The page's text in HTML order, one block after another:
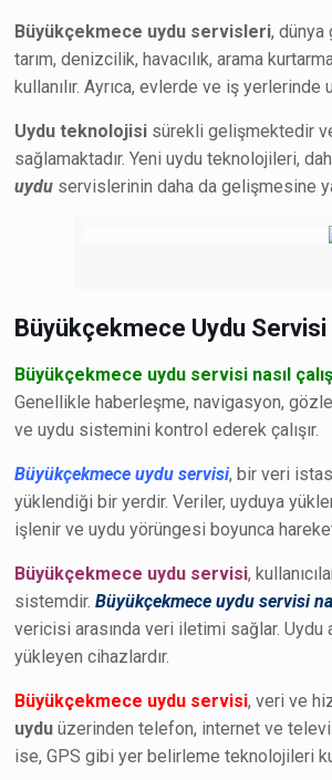
Büyükçekmece uydu servisleri, dünya
tarım, denizcilik, havacılık, arama
kullanılır. Ayrıca, evlerde ve iş
Uydu teknolojisi sürekli gelişmektedir
sağlamaktadır. Yeni uydu teknolojileri,
uydu servislerinin daha da gelişmesine
Büyükçekmece Uydu Servisi
Büyükçekmece uydu servisi nasıl
Genellikle haberleşme, navigasyon,
ve uydu sistemini kontrol ederek çalışır.
Büyükçekmece uydu servisi, bir veri
yüklendiği bir yerdir. Veriler, uyduya
işlenir ve uydu yörüngesi boyunca
Büyükçekmece uydu servisi,
sistemdir.Büyükçekmece uydu servisi
vericisi arasında veri iletimi sağlar. Uydu
yükleyen cihazlardır.
Büyükçekmece uydu servisi, veri ve
uydu üzerinden telefon, internet ve
ise, GPS gibi yer belirleme teknolojileri